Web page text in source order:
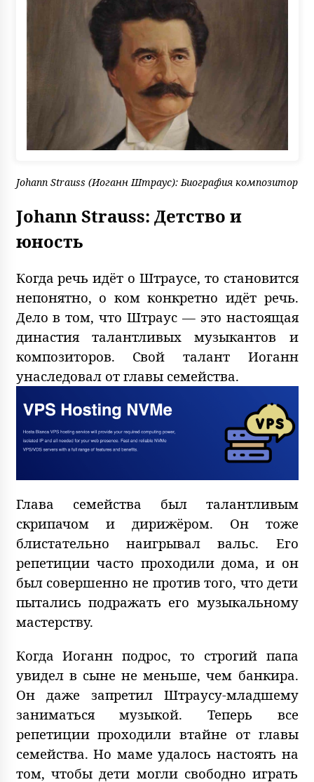
Johann Strauss (Иоганн Штраус): Биография композитор
Johann Strauss: Детство и
юность
Когда речь идёт о Штраусе, то становится
непонятно, о ком конкретно идёт речь.
Дело в том, что Штраус — это настоящая
династия талантливых музыкантов и
композиторов. Свой талант Иоганн
унаследовал от главы семейства.
Глава семейства был талантливым
скрипачом и дирижёром. Он тоже
блистательно наигрывал вальс. Его
репетиции часто проходили дома, и он
был совершенно не против того, что дети
пытались подражать его музыкальному
мастерству.
Когда Иоганн подрос, то строгий папа
увидел в сыне не меньше, чем банкира.
Он даже запретил Штраусу-младшему
заниматься музыкой. Теперь все
репетиции проходили втайне от главы
семейства. Но маме удалось настоять на
том, чтобы дети могли свободно играть